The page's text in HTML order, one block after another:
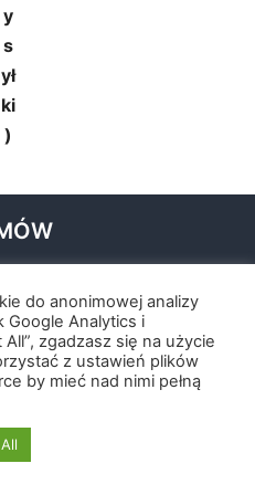
y
s
ył
ki
)
e
o
o
do anonimowej analizy
Analytics i
zgadzasz się na użycie
z ustawień plików
by mieć nad nimi pełną